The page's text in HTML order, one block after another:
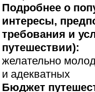
Подробнее о
интересы,
требования и
путешествии):
желательно
и адекватных
Бюджет